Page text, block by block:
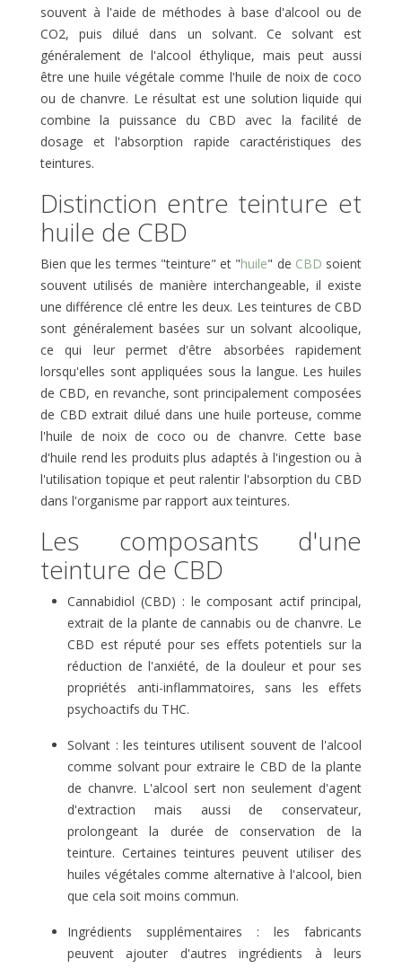
souvent à l'aide de méthodes à base d'alcool ou de
CO2, puis dilué dans un solvant. Ce solvant est
généralement de l'alcool éthylique, mais peut aussi
être une huile végétale comme l'huile de noix de coco
ou de chanvre. Le résultat est une solution liquide qui
combine la puissance du CBD avec la facilité de
dosage et l'absorption rapide caractéristiques des
teintures.
Distinction entre teinture et
huile de CBD
Bien que les termes "teinture" et "huile" de CBD soient
souvent utilisés de manière interchangeable, il existe
une différence clé entre les deux. Les teintures de CBD
sont généralement basées sur un solvant alcoolique,
ce qui leur permet d'être absorbées rapidement
lorsqu'elles sont appliquées sous la langue. Les huiles
de CBD, en revanche, sont principalement composées
de CBD extrait dilué dans une huile porteuse, comme
l'huile de noix de coco ou de chanvre. Cette base
d'huile rend les produits plus adaptés à l'ingestion ou à
l'utilisation topique et peut ralentir l'absorption du CBD
dans l'organisme par rapport aux teintures.
Les composants d'une
teinture de CBD
Cannabidiol (CBD) : le composant actif principal,
extrait de la plante de cannabis ou de chanvre. Le
CBD est réputé pour ses effets potentiels sur la
réduction de l'anxiété, de la douleur et pour ses
propriétés anti-inflammatoires, sans les effets
psychoactifs du THC.
Solvant : les teintures utilisent souvent de l'alcool
comme solvant pour extraire le CBD de la plante
de chanvre. L'alcool sert non seulement d'agent
d'extraction mais aussi de conservateur,
prolongeant la durée de conservation de la
teinture. Certaines teintures peuvent utiliser des
huiles végétales comme alternative à l'alcool, bien
que cela soit moins commun.
Ingrédients supplémentaires : les fabricants
peuvent ajouter d'autres ingrédients à leurs